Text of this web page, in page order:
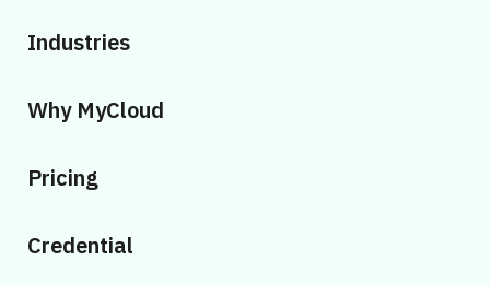
Industries
Why MyCloud
Pricing
Credential